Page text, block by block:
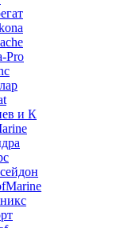
Pro
и К